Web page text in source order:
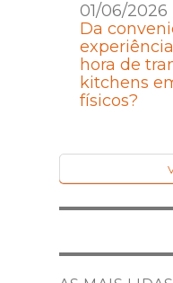
01/06/
Da
hora de
kitchens
físicos?